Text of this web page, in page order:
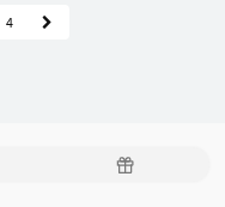
4
R